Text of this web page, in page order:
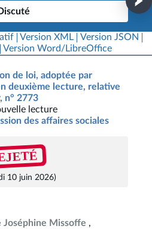
Version XML
Version JSON
Version Word/LibreOffice
de loi, adoptée par
deuxième lecture, relative
n° 2773
lecture
des affaires sociales
10 juin 2026)
Joséphine Missoffe